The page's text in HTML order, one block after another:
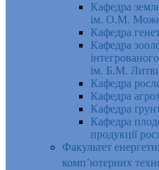
Кафедра
ім. О.М.
Кафедра
Кафедра
ім. Б.М.
Кафедра
Кафедра
Кафедра
Кафедра
продукції
Факультет
комп’ютерних